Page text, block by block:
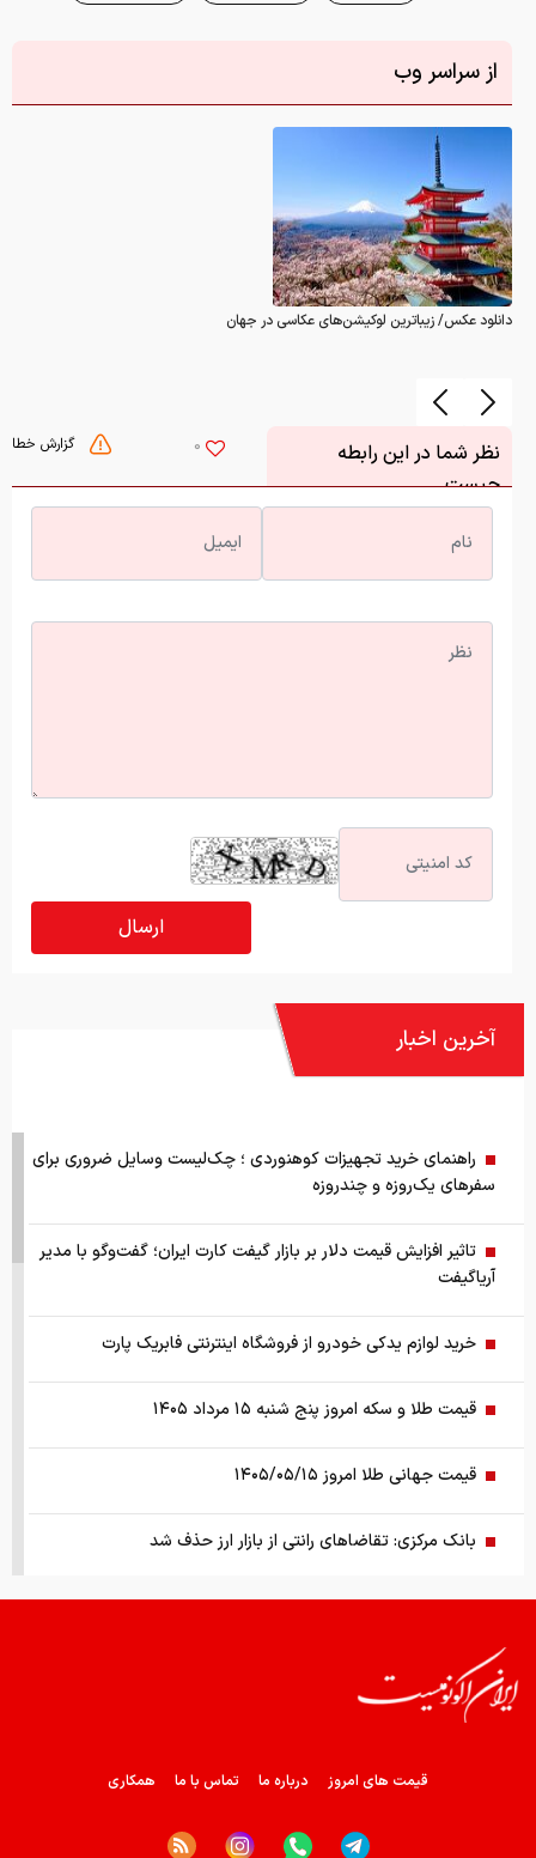
از سراسر وب
دانلود عکس/ زیباترین لوکیشن‌های عکاسی در جهان
گزارش خطا 0
نظر شما در این رابطه
چیست
آخرین اخبار
راهنمای خرید تجهیزات کوهنوردی ؛ چک‌لیست وسایل ضروری برای
سفرهای یک‌روزه و چندروزه
تاثیر افزایش قیمت دلار بر بازار گیفت کارت ایران؛ گفت‌وگو با مدیر
آریاگیفت
خرید لوازم یدکی خودرو از فروشگاه اینترنتی فابریک پارت
قیمت طلا و سکه امروز پنج شنبه ۱۵ مرداد ۱۴۰۵
قیمت جهانی طلا امروز ۱۴۰۵/۰۵/۱۵
بانک مرکزی: تقاضا‌های رانتی از بازار ارز حذف شد
کالابرگ سه دهک مشمول شارژ شد
هشدار تخلیه برای ساکنان شهرک المنصوری/ ارتش اسرائیل: با
تمام قدرت علیه حزب الله اقدام خواهیم کرد
راهنمای جامع انتخاب و خرید مانتو آنلاین در سال ۱۴۰۵
قیمت های امروز درباره ما تماس با ما همکاری